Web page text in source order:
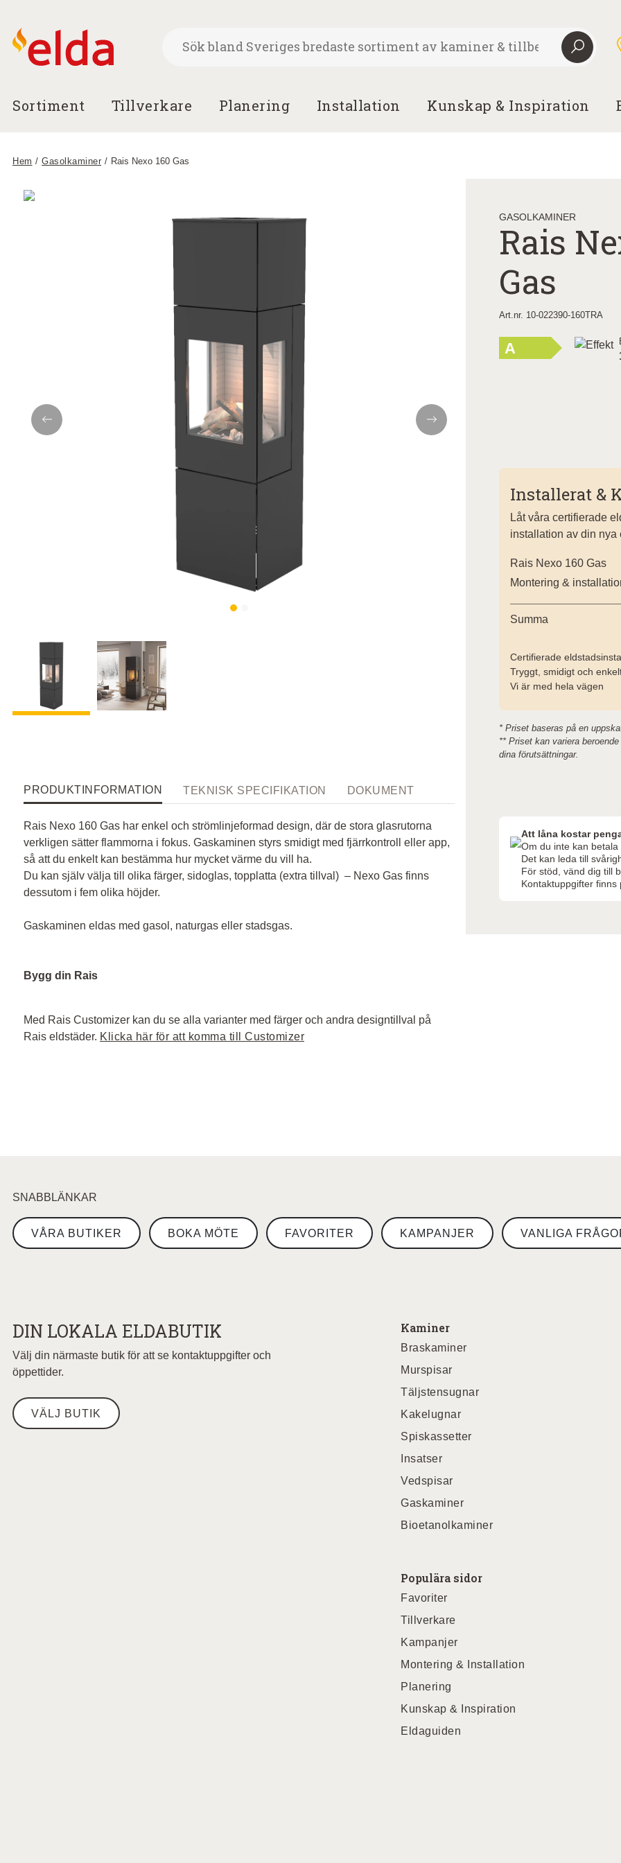
Sortiment Tillverkare Planering Installation Kunskap & Inspiration
Hem / Gasolkaminer / Rais Nexo 160 Gas
Previous Next
PRODUKTINFORMATION TEKNISK SPECIFIKATION DOKUMENT
Rais Nexo 160 Gas har enkel och strömlinjeformad design, där de stora glasrutorna
verkligen sätter flammorna i fokus. Gaskaminen styrs smidigt med fjärrkontroll eller app,
så att du enkelt kan bestämma hur mycket värme du vill ha.
Du kan själv välja till olika färger, sidoglas, topplatta (extra tillval) – Nexo Gas finns
dessutom i fem olika höjder.
Gaskaminen eldas med gasol, naturgas eller stadsgas.
Bygg din Rais
Med Rais Customizer kan du se alla varianter med färger och andra designtillval på
Rais eldstäder. Klicka här för att komma till Customizer
GASOLKAMINER
Rais
Gas
Art.nr. 10-022390-160TRA
A
Installerat &
Låt våra certifierade
installation av din nya
Rais Nexo 160 Gas
Montering &
Summa
Certifierade
Tryggt, smidigt och
Vi är med hela vägen
* Priset baseras på en
** Priset kan variera
dina förutsättningar.
Att låna kostar
Om du inte kan
Det kan leda till
För stöd, vänd dig till
Kontaktuppgifter
SNABBLÄNKAR
VÅRA BUTIKER BOKA MÖTE FAVORITER KAMPANJER VANLIGA
DIN LOKALA ELDABUTIK
Välj din närmaste butik för att se kontaktuppgifter och
öppettider.
VÄLJ BUTIK
Kaminer
Braskaminer
Murspisar
Täljstensugnar
Kakelugnar
Spiskassetter
Insatser
Vedspisar
Gaskaminer
Bioetanolkaminer
Populära sidor
Favoriter
Tillverkare
Kampanjer
Montering & Installation
Planering
Kunskap & Inspiration
Eldaguiden